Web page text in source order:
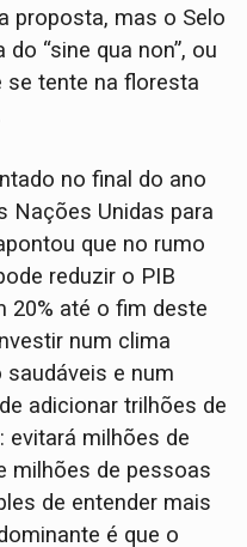
proposta, mas o Selo
“sine qua non”, ou
se tente na floresta
no final do ano
Nações Unidas para
que no rumo
reduzir o PIB
20% até o fim deste
num clima
e num
adicionar trilhões de
evitará milhões de
milhões de pessoas
de entender mais
é que o